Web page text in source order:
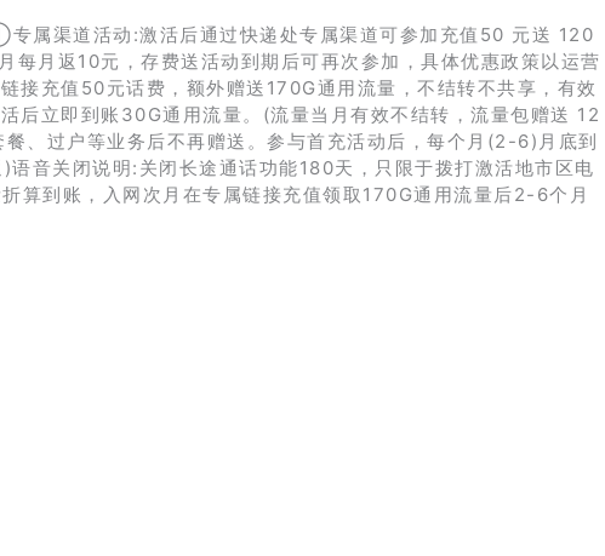
属渠道活动:激活后通过快递处专属渠道可参加充值50 元送 120
月返10元，存费送活动到期后可再次参加，具体优惠政策以运营
充值50元话费，额外赠送170G通用流量，不结转不共享，有效
立即到账30G通用流量。(流量当月有效不结转，流量包赠送 12
、过户等业务后不再赠送。参与首充活动后，每个月(2-6)月底到
音关闭说明:关闭长途通话功能180天，只限于拨打激活地市区电
算到账，入网次月在专属链接充值领取170G通用流量后2-6个月